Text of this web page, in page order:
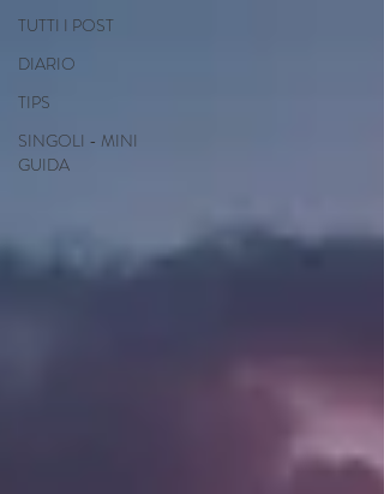
TUTTI I POST
DIARIO
TIPS
SINGOLI - MINI
GUIDA